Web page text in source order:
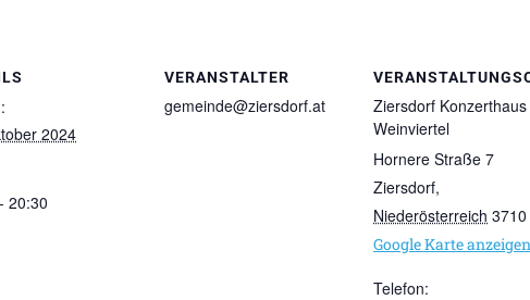
2024
20:30
VERANSTALTER
gemeinde@ziersdorf.at
Ziersdorf Konzerthaus
Weinviertel
Hornere Straße 7
Ziersdorf,
Niederösterreich 3710
Google Karte anzeigen
Telefon: